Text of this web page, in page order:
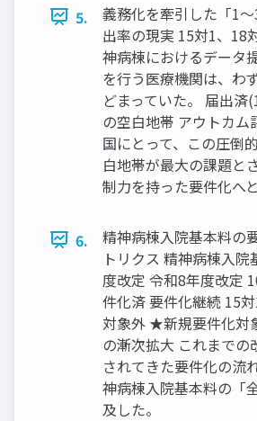
5.
義務化を牽引した「1
出率の現実 15対1、18
神病棟におけるデータ
を行う医療機関は、わ
どまっていた。 届出済
の空白地帯 アウトカム
国にとって、この圧倒
白地帯が最大の課題と
制力を持った要件化へ
6.
精神病棟入院基本料の
トリクス 精神病棟入院
度改定 令和8年度改定
件化済 要件化継続 15
対象外 ★新規要件化対
の漸次拡大 これまでの
されてきた要件化の流
神病棟入院基本料の「
及した。